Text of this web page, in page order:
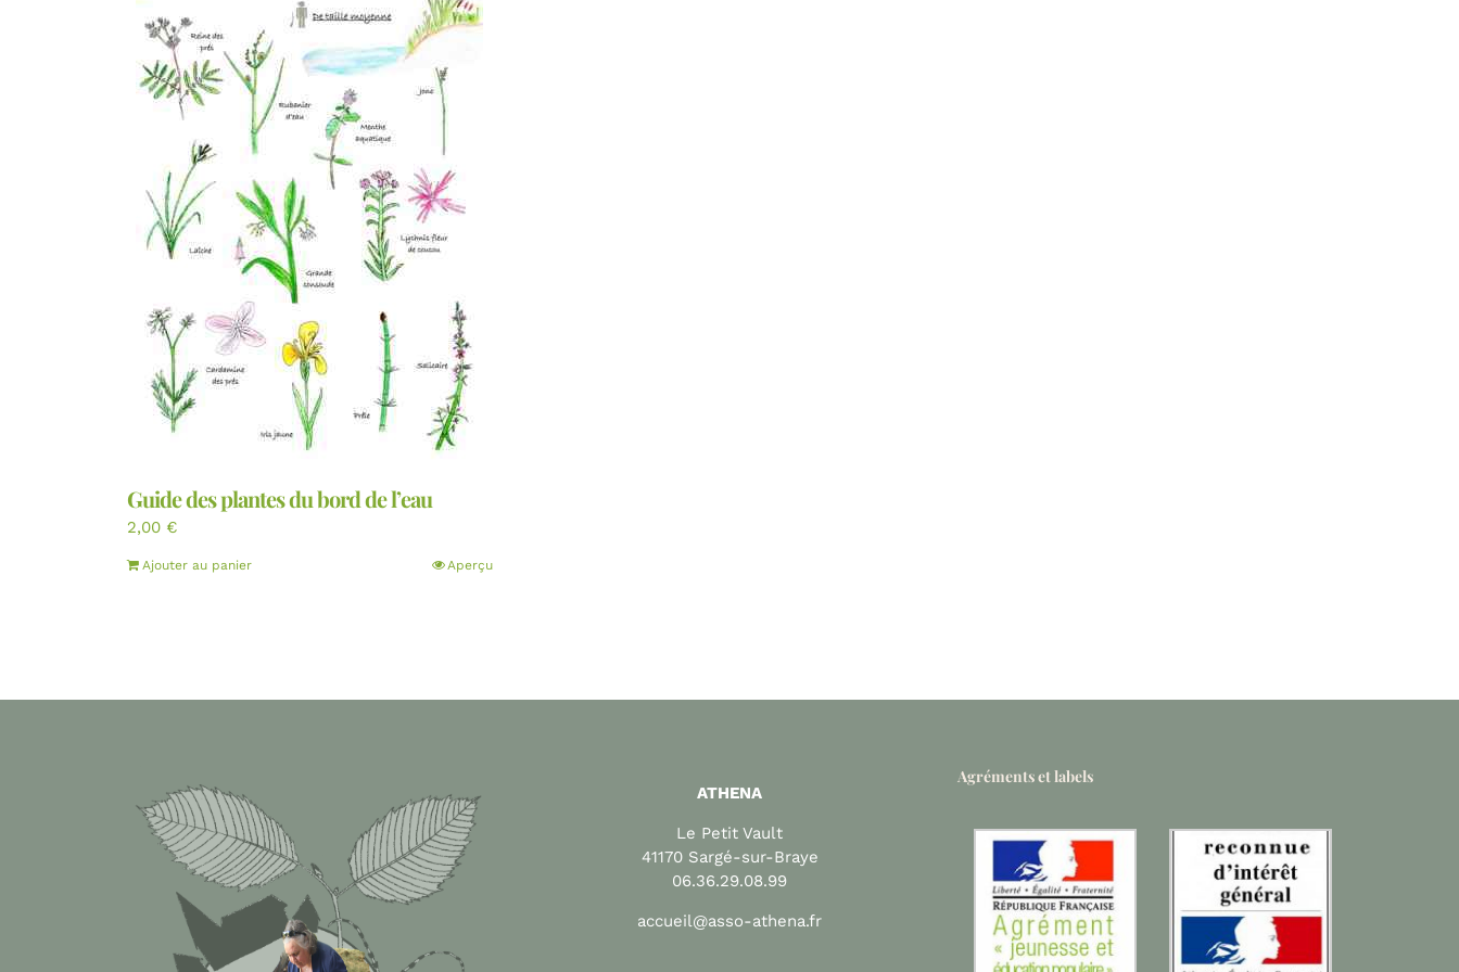
Guide des plantes du bord de l’eau
2,00 €
Ajouter au panier Aperçu
ATHENA
Le Petit Vault
41170 Sargé-sur-Braye
06.36.29.08.99
accueil@asso-athena.fr
Agréments et labels